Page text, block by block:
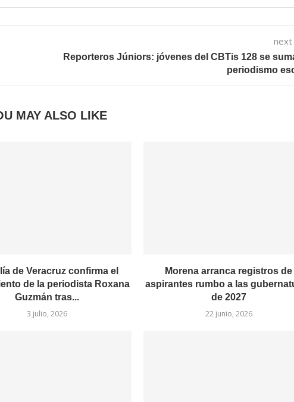
Reporteros Júniors: jóvenes del CBTis 128 se
periodismo
MAY ALSO LIKE
de Veracruz confirma el
de la periodista Roxana
Guzmán tras...
3 julio, 2026
Morena arranca registros de
aspirantes rumbo a las
de 2027
22 junio, 2026